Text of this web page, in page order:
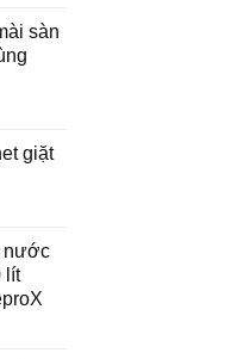
sàn
giặt
nước
lít